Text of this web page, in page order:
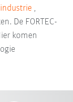
,
De FORTEC-
komen